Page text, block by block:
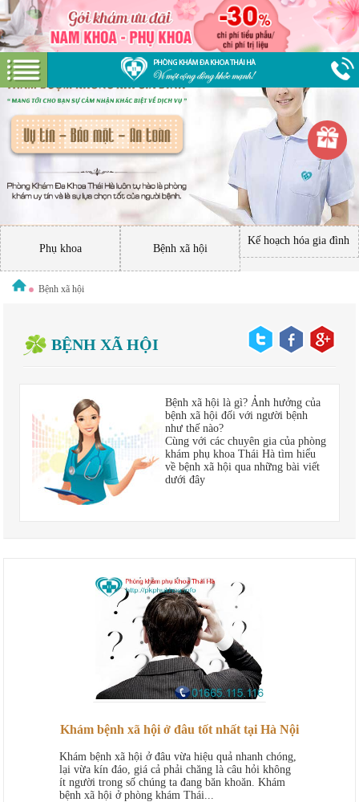
Phụ khoa Bệnh xã hội
Kế hoạch hóa gia đình
Bệnh xã hội
BỆNH XÃ HỘI
Bệnh xã hội là gì? Ảnh hưởng của
bệnh xã hội đối với người bệnh
như thế nào?
Cùng với các chuyên gia của phòng
khám phụ khoa Thái Hà tìm hiểu
về bệnh xã hội qua những bài viết
dưới đây
Khám bệnh xã hội ở đâu tốt nhất tại Hà Nội
Khám bệnh xã hội ở đâu vừa hiệu quả nhanh chóng,
lại vừa kín đáo, giá cả phải chăng là câu hỏi không
ít người trong số chúng ta đang băn khoăn. Khám
bệnh xã hội ở phòng khám Thái...